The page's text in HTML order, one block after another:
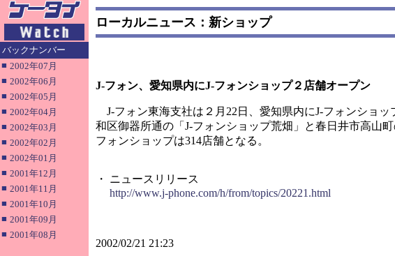
バックナンバー
■ 2002年07月
■ 2002年06月
■ 2002年05月
■ 2002年04月
■ 2002年03月
■ 2002年02月
■ 2002年01月
■ 2001年12月
■ 2001年11月
■ 2001年10月
■ 2001年09月
■ 2001年08月
ローカルニュース：新ショップ
J-フォン、愛知県内にJ-フォンショップ２店舗オープン
J-フォン東海支社は２月22日、愛知県内にJ-フォンショ
和区御器所通の「J-フォンショップ荒畑」と春日井市高山
フォンショップは314店舗となる。
・ ニュースリリース
http://www.j-phone.com/h/from/topics/20221.html
2002/02/21 21:23